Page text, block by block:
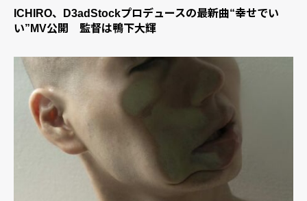
ICHIRO、D3adStockプロデュースの最新曲“幸せでい
い”MV公開 監督は鴨下大輝